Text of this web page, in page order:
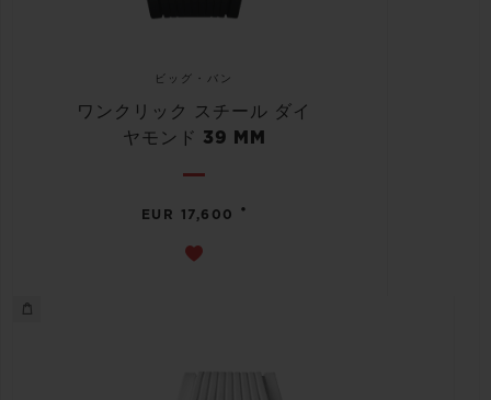
ビッグ・バン
ワンクリック スチール ダイ
ヤモンド 39 MM
EUR 17,600 •